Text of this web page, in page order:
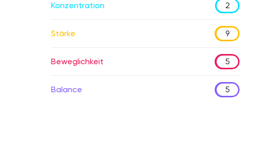
Konzentration 2
Stärke 9
Beweglichkeit 5
Balance 5